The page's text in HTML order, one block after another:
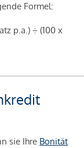
Formel:
p.a.) ÷ (100 x
sie Ihre Bonität